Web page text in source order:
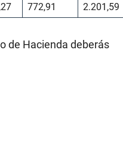
772,91 2.201,59
de Hacienda deberás